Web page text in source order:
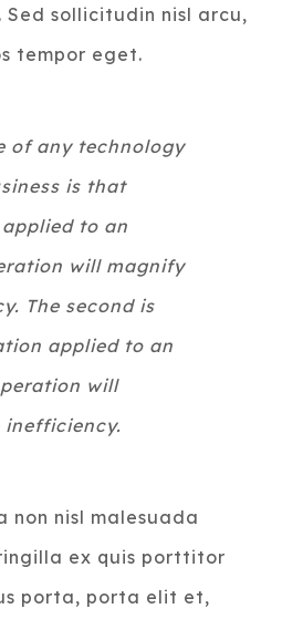
sollicitudin nisl arcu,
tempor eget.
of any technology
is that
to an
will magnify
The second is
applied to an
will
non nisl malesuada
ex quis porttitor
porta, porta elit et,